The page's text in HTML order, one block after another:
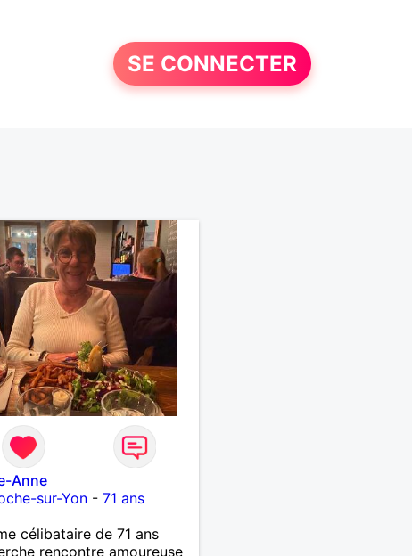
SE CONNECTER
Anne
sur-Yon -71 ans
célibataire de 71 ans
rencontre amoureuse